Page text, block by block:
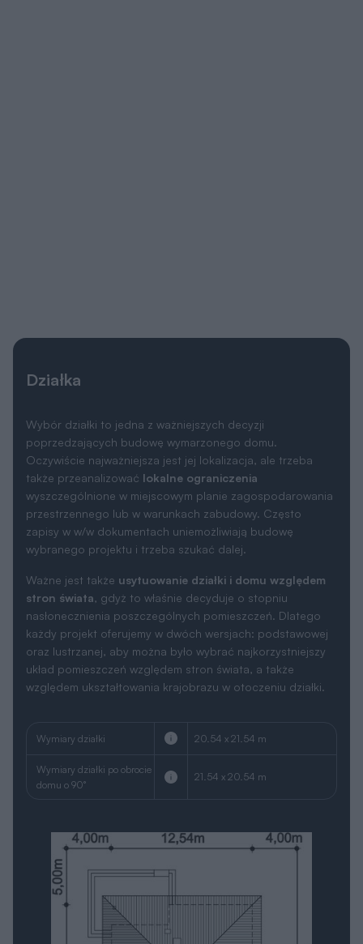
Działka
Wybór działki to jedna z ważniejszych decyzji
poprzedzających budowę wymarzonego domu.
Oczywiście najważniejsza jest jej lokalizacja, ale trzeba
także przeanalizować lokalne ograniczenia
wyszczególnione w miejscowym planie zagospodarowania
przestrzennego lub w warunkach zabudowy. Często
zapisy w w/w dokumentach uniemożliwiają budowę
wybranego projektu i trzeba szukać dalej.
Ważne jest także usytuowanie działki i domu względem
stron świata, gdyż to właśnie decyduje o stopniu
nasłonecznienia poszczególnych pomieszczeń. Dlatego
każdy projekt oferujemy w dwóch wersjach: podstawowej
oraz lustrzanej, aby można było wybrać najkorzystniejszy
układ pomieszczeń względem stron świata, a także
względem ukształtowania krajobrazu w otoczeniu działki.
Wymiary działki 20.54 x 21.54 m
Wymiary działki po obrocie
domu o 90°
21.54 x 20.54 m